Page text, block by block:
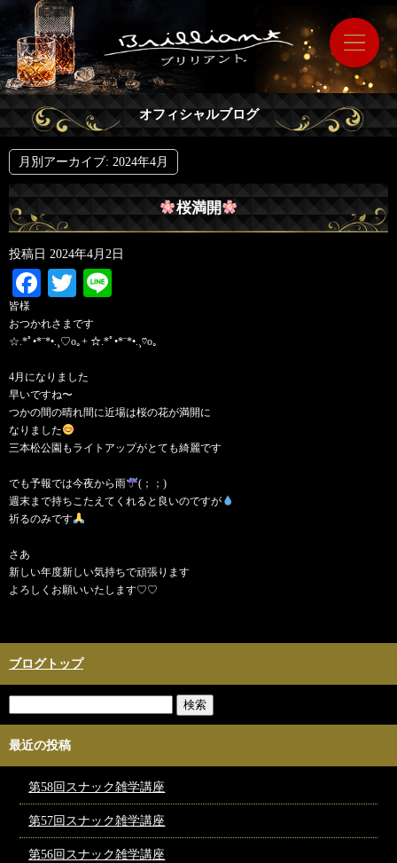
オフィシャルブログ
月別アーカイブ: 2024年4月
桜満開
投稿日 2024年4月2日
Facebook
Twitter
皆様
おつかれさまです
☆.*ﾟ•*¨*•.¸♡o｡+ ☆.*ﾟ•*¨*•.¸♡o｡
4月になりました
早いですね〜
つかの間の晴れ間に近場は桜の花が満開に
なりました
三本松公園もライトアップがとても綺麗です
でも予報では今夜から雨
(；；)
週末まで持ちこたえてくれると良いのですが
祈るのみです
さあ
新しい年度新しい気持ちで頑張ります
よろしくお願いいたします♡♡
ブログトップ
最近の投稿
第58回スナック雑学講座
第57回スナック雑学講座
第56回スナック雑学講座